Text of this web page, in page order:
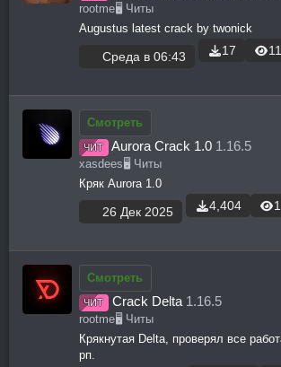
rootme🖥️ Читы
Augustus latest crack by twonick
Среда в 06:43 17
Смотреть
ЧИТ Aurora Crack 1.0 1.16.5
xasdees 🖥️ Читы
Кряк Aurora 1.0
26 Дек 2025 4,404
Смотреть
ЧИТ Crack Delta 1.16.5
rootme🖥️ Читы
Крякнутая Delta, проверял все
рп.